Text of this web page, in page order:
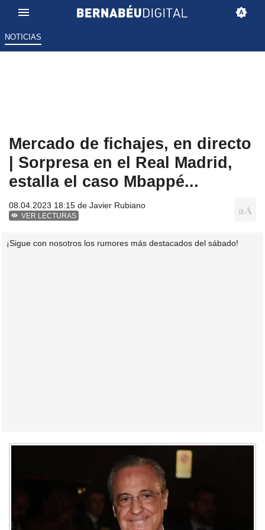
NOTICIAS
Mercado de fichajes, en directo
| Sorpresa en el Real Madrid,
estalla el caso Mbappé...
08.04.2023 18:15 de Javier Rubiano
VER LECTURAS
¡Sigue con nosotros los rumores más destacados del sábado!